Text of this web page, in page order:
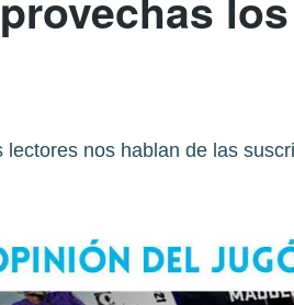
lectores nos hablan de las